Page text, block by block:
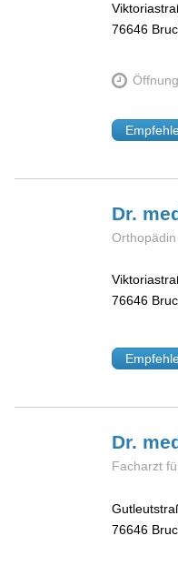
76646
Dr.
Orthopädin
76646
Dr.
Facharzt
76646